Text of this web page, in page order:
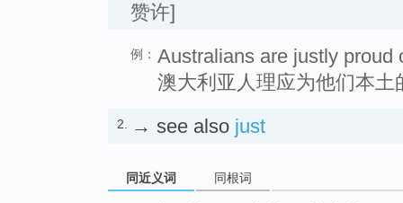
赞许]
例： Australians are justly proud
澳大利亚人理应为他们本
2. → see also just
同近义词 同根词